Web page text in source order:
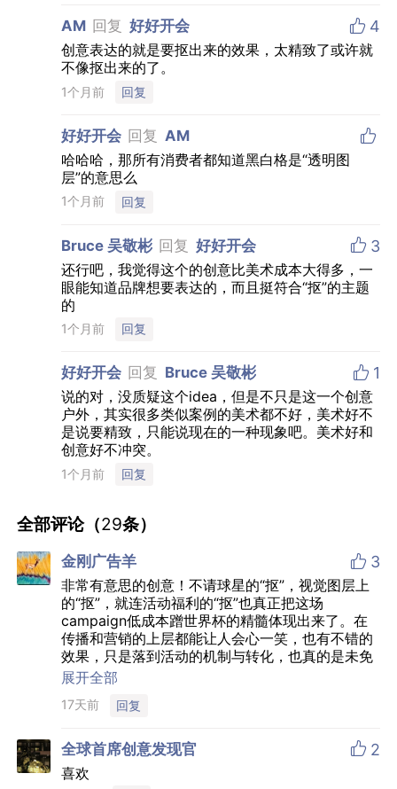
AM 回复 好好开会  4
创意表达的就是要抠出来的效果，太精致了或许就
不像抠出来的了。
1个月前 回复
好好开会 回复 AM 
哈哈哈，那所有消费者都知道黑白格是“透明图
层”的意思么
1个月前 回复
Bruce 吴敬彬 回复 好好开会  3
还行吧，我觉得这个的创意比美术成本大得多，一
眼能知道品牌想要表达的，而且挺符合“抠”的主题
的
1个月前 回复
好好开会 回复 Bruce 吴敬彬  1
说的对，没质疑这个idea，但是不只是这一个创意
户外，其实很多类似案例的美术都不好，美术好不
是说要精致，只能说现在的一种现象吧。美术好和
创意好不冲突。
1个月前 回复
全部评论（29条）
金刚广告羊  3
非常有意思的创意！不请球星的“抠”，视觉图层上
的“抠”，就连活动福利的“抠”也真正把这场
campaign低成本蹭世界杯的精髓体现出来了。在
传播和营销的上层都能让人会心一笑，也有不错的
效果，只是落到活动的机制与转化，也真的是未免
有点太抠了，条件苛刻的卡片收集，还要是瓜分奖
应更强。
展开全部
17天前 回复
全球首席创意发现官  2
喜欢